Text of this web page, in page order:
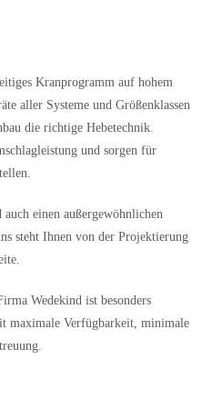
Kranprogramm auf hohem
aller Systeme und Größenklassen
die richtige Hebetechnik.
und sorgen für
einen außergewöhnlichen
steht Ihnen von der Projektierung
Wedekind ist besonders
maximale Verfügbarkeit, minimale